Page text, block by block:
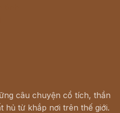
câu chuyện cổ tích, thần
hủ từ khắp nơi trên thế giới.